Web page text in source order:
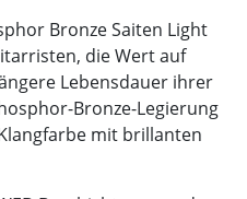
Bronze Saiten Light
die Wert auf
Lebensdauer ihrer
Bronze-Legierung
mit brillanten